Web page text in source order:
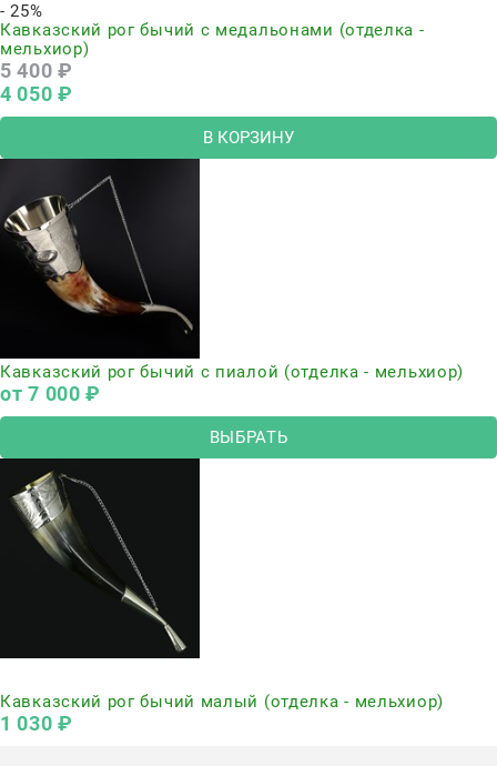
- 25%
Кавказский рог бычий с медальонами (отделка -
мельхиор)
5 400 ₽
4 050 ₽
В КОРЗИНУ
Кавказский рог бычий с пиалой (отделка - мельхиор)
от7 000 ₽
ВЫБРАТЬ
Кавказский рог бычий малый (отделка - мельхиор)
1 030 ₽